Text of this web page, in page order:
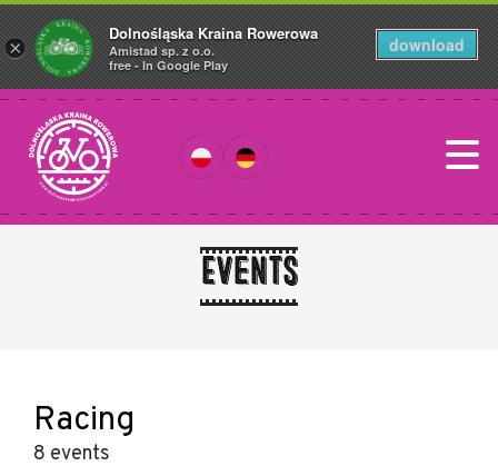
Events
Racing
8 events
×
Dolnośląska Kraina Rowerowa
Amistad sp. z o.o.
free - In Google Play
download